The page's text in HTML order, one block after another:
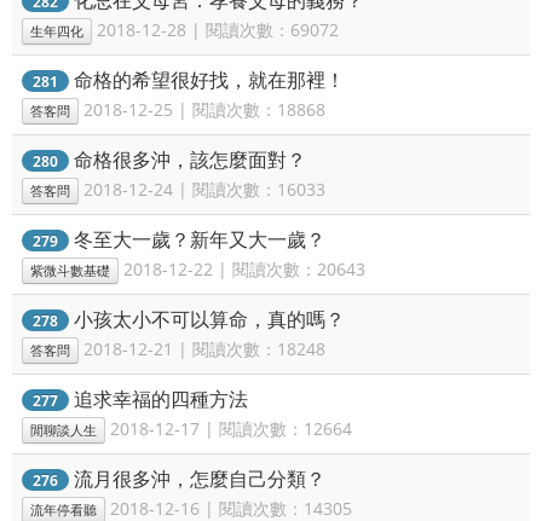
生年四化 2018-12-28 | 閱讀次數：69072
281 命格的希望很好找，就在那裡！
答客問 2018-12-25 | 閱讀次數：18868
280 命格很多沖，該怎麼面對？
答客問 2018-12-24 | 閱讀次數：16033
279 冬至大一歲？新年又大一歲？
紫微斗數基礎 2018-12-22 | 閱讀次數：20643
278 小孩太小不可以算命，真的嗎？
答客問 2018-12-21 | 閱讀次數：18248
277 追求幸福的四種方法
閒聊談人生 2018-12-17 | 閱讀次數：12664
276 流月很多沖，怎麼自己分類？
流年停看聽 2018-12-16 | 閱讀次數：14305